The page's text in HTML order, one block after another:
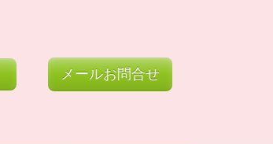
メールお問合せ